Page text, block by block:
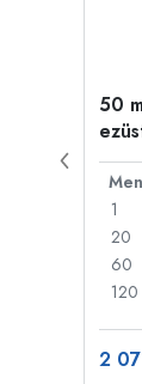
50
1
20
60
120
2